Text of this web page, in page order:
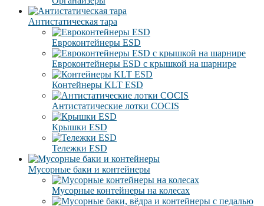
Антистатическая тара
Eвроконтейнеры ЕSD
Евроконтейнеры ESD с крышкой на шарнире
Контейнеры KLT ESD
Антистатические лотки COCIS
Крышки ESD
Тележки ESD
Мусорные баки и контейнеры
Мусорные контейнеры на колесах